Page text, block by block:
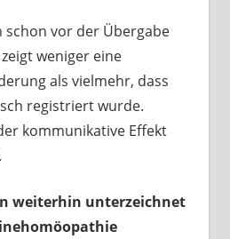
schon vor der Übergabe
weniger eine
als vielmehr, dass
registriert wurde.
kommunikative Effekt
weiterhin unterzeichnet